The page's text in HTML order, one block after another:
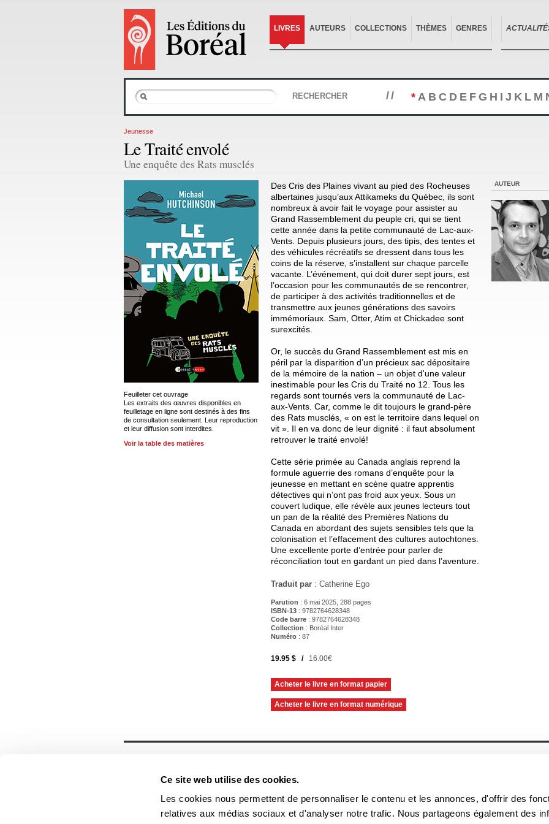
Ce site web utilise des cookies.
Les cookies nous permettent de personnaliser le contenu et les annonces, d'offrir des
relatives aux médias sociaux et d'analyser notre trafic. Nous partageons également des
LIVRES AUTEURS COLLECTIONS THÈMES GENRES
RECHERCHER // * A B C D E F G H I J K L M
Jeunesse
Le Traité envolé
Une enquête des Rats musclés
Feuilleter cet ouvrage
Les extraits des œuvres disponibles en
feuilletage en ligne sont destinés à des fins
de consultation seulement. Leur reproduction
et leur diffusion sont interdites.
Voir la table des matières
Des Cris des Plaines vivant au pied des Rocheuses
albertaines jusqu’aux Attikameks du Québec, ils sont
nombreux à avoir fait le voyage pour assister au
Grand Rassemblement du peuple cri, qui se tient
cette année dans la petite communauté de Lac-aux-
Vents. Depuis plusieurs jours, des tipis, des tentes et
des véhicules récréatifs se dressent dans tous les
coins de la réserve, s’installent sur chaque parcelle
vacante. L’événement, qui doit durer sept jours, est
l’occasion pour les communautés de se rencontrer,
de participer à des activités traditionnelles et de
transmettre aux jeunes générations des savoirs
immémoriaux. Sam, Otter, Atim et Chickadee sont
surexcités.
Or, le succès du Grand Rassemblement est mis en
péril par la disparition d’un précieux sac dépositaire
de la mémoire de la nation – un objet d'une valeur
inestimable pour les Cris du Traité no 12. Tous les
regards sont tournés vers la communauté de Lac-
aux-Vents. Car, comme le dit toujours le grand-père
des Rats musclés, « on est le territoire dans lequel on
vit ». Il en va donc de leur dignité : il faut absolument
retrouver le traité envolé!
Cette série primée au Canada anglais reprend la
formule aguerrie des romans d’enquête pour la
jeunesse en mettant en scène quatre apprentis
détectives qui n’ont pas froid aux yeux. Sous un
couvert ludique, elle révèle aux jeunes lecteurs tout
un pan de la réalité des Premières Nations du
Canada en abordant des sujets sensibles tels que la
colonisation et l’effacement des cultures autochtones.
Une excellente porte d’entrée pour parler de
réconciliation tout en gardant un pied dans l’aventure.
Traduit par : Catherine Ego
Parution : 6 mai 2025, 288 pages
ISBN-13 : 9782764628348
Code barre : 9782764628348
Collection : Boréal Inter
Numéro : 87
19.95 $ /16.00€
Acheter le livre en format papier
Acheter le livre en format numérique
AUTEUR
Équipe
Nos lauréats
Nos partenaires
Documents